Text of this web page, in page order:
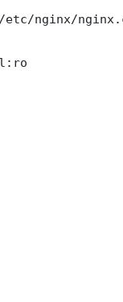
nginx/